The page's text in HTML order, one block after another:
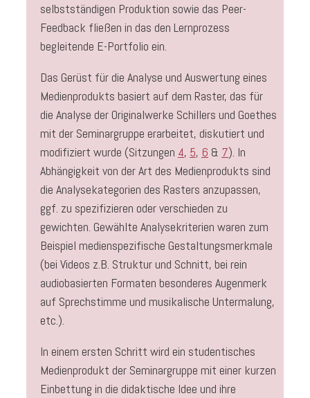
selbstständigen Produktion sowie das Peer-
Feedback fließen in das den Lernprozess
begleitende E-Portfolio ein.
Das Gerüst für die Analyse und Auswertung eines
Medienprodukts basiert auf dem Raster, das für
die Analyse der Originalwerke Schillers und Goethes
mit der Seminargruppe erarbeitet, diskutiert und
modifiziert wurde (Sitzungen 4, 5, 6 & 7). In
Abhängigkeit von der Art des Medienprodukts sind
die Analysekategorien des Rasters anzupassen,
ggf. zu spezifizieren oder verschieden zu
gewichten. Gewählte Analysekriterien waren zum
Beispiel medienspezifische Gestaltungsmerkmale
(bei Videos z.B. Struktur und Schnitt, bei rein
audiobasierten Formaten besonderes Augenmerk
auf Sprechstimme und musikalische Untermalung,
etc.).
In einem ersten Schritt wird ein studentisches
Medienprodukt der Seminargruppe mit einer kurzen
Einbettung in die didaktische Idee und ihre